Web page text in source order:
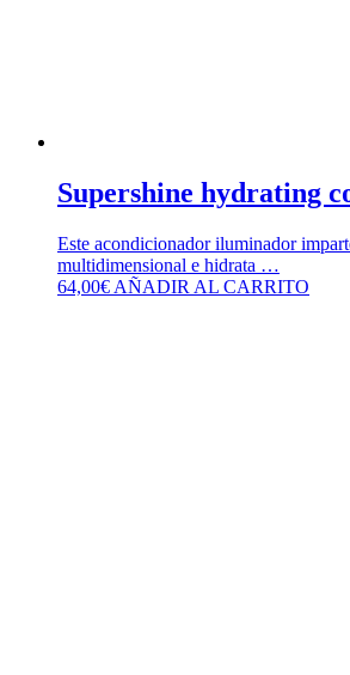
Supershine hydrating
Este acondicionador iluminador
multidimensional e hidrata …
64,00€ AÑADIR AL CARRITO